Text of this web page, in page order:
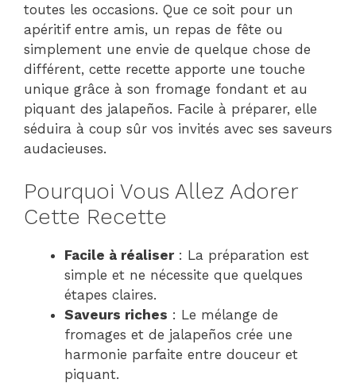
toutes les occasions. Que ce soit pour un
apéritif entre amis, un repas de fête ou
simplement une envie de quelque chose de
différent, cette recette apporte une touche
unique grâce à son fromage fondant et au
piquant des jalapeños. Facile à préparer, elle
séduira à coup sûr vos invités avec ses saveurs
audacieuses.
Pourquoi Vous Allez Adorer
Cette Recette
Facile à réaliser: La préparation est
simple et ne nécessite que quelques
étapes claires.
Saveurs riches : Le mélange de
fromages et de jalapeños crée une
harmonie parfaite entre douceur et
piquant.